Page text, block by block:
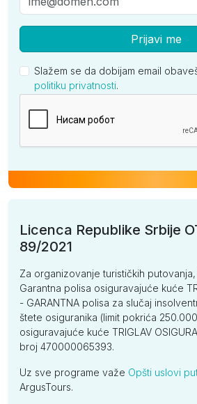
Prijavi me
Slažem se da dobijam email
politiku privatnosti.
Licenca Republike Srbije
89/2021
Za organizovanje turističkih
Garantna polisa osiguravajuće kuće
- GARANTNA polisa za slučaj
štete osiguranika (limit pokrića
osiguravajuće kuće TRIGLAV
broj 470000065393.
Uz sve programe važe Opšti uslovi
ArgusTours.